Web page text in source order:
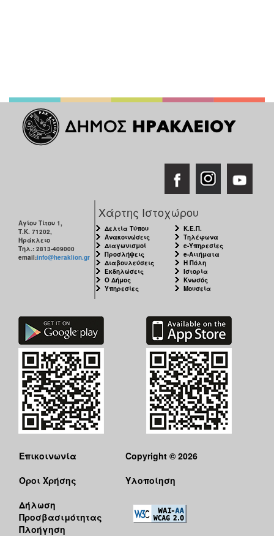
Αγίου Τίτου 1,
Τ.Κ. 71202,
Ηράκλειο
Τηλ.: 2813-409000
email:info@heraklion.gr
Χάρτης Ιστοχώρου
Δελτία Τύπου
Ανακοινώσεις
Διαγωνισμοί
Προσλήψεις
Διαβουλεύσεις
Εκδηλώσεις
Ο Δήμος
Υπηρεσίες
Κ.Ε.Π.
Τηλέφωνα
e-Υπηρεσίες
e-Αιτήματα
Η Πόλη
Ιστορία
Κνωσός
Μουσεία
Επικοινωνία
Όροι Χρήσης
Δήλωση
Προσβασιμότητας
Πλοήγηση
Copyright © 2026
Υλοποίηση